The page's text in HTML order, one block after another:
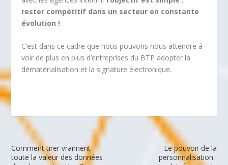
rester compétitif dans un secteur en constante
évolution !
C’est dans ce cadre que nous pouvons nous attendre à
voir de plus en plus d’entreprises du BTP adopter la
dématérialisation et la signature électronique.
Comment tirer vraiment
toute la valeur des données
Le pouvoir de la
personnalisation :